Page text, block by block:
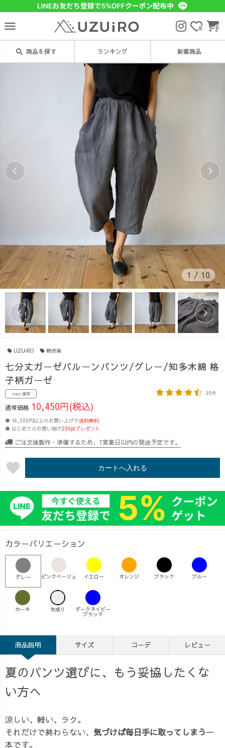
menu 0 0
search 商品を探す ランキング 新着商品
1 / 10
UZUiRO 柿渋染
七分丈ガーゼバルーンパンツ/グレー/知多木綿 格
子柄ガーゼ
104pt 獲得 35件
通常価格 10,450円(税込)
● 16,500円以上のお買い上げで送料無料
● はじめてのお買い物で200ptプレゼント
ご注文後製作・準備するため、7営業日以内の発送予定です。
favorite カートへ入れる
カラーバリエーション
グレー ピンクベージュ イエロー オレンジ ブラック ブルー
カーキ 生成り ダークネイビー
ブラック
商品説明 サイズ コーデ レビュー
夏のパンツ選びに、もう妥協したくな
い方へ
涼しい、軽い、ラク。
それだけで終わらない、 気づけば毎日手に取ってしまう一
本です。